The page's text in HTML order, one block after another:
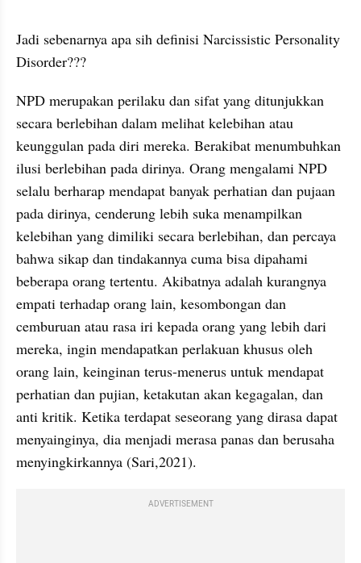
Jadi sebenarnya apa sih definisi Narcissistic Personality
Disorder???
NPD merupakan perilaku dan sifat yang ditunjukkan
secara berlebihan dalam melihat kelebihan atau
keunggulan pada diri mereka. Berakibat menumbuhkan
ilusi berlebihan pada dirinya. Orang mengalami NPD
selalu berharap mendapat banyak perhatian dan pujaan
pada dirinya, cenderung lebih suka menampilkan
kelebihan yang dimiliki secara berlebihan, dan percaya
bahwa sikap dan tindakannya cuma bisa dipahami
beberapa orang tertentu. Akibatnya adalah kurangnya
empati terhadap orang lain, kesombongan dan
cemburuan atau rasa iri kepada orang yang lebih dari
mereka, ingin mendapatkan perlakuan khusus oleh
orang lain, keinginan terus-menerus untuk mendapat
perhatian dan pujian, ketakutan akan kegagalan, dan
anti kritik. Ketika terdapat seseorang yang dirasa dapat
menyainginya, dia menjadi merasa panas dan berusaha
menyingkirkannya (Sari,2021).
ADVERTISEMENT